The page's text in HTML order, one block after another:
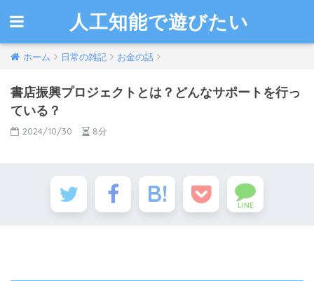
人工知能で遊びたい
ホーム 日常の雑記 お金の話
書店振興プロジェクトとは？どんなサポートを行っ
ている？
2024/10/30 8分
LINE